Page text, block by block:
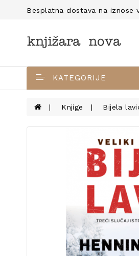
Besplatna dostava na iznose
KATEGORIJE
Knjige Bijela